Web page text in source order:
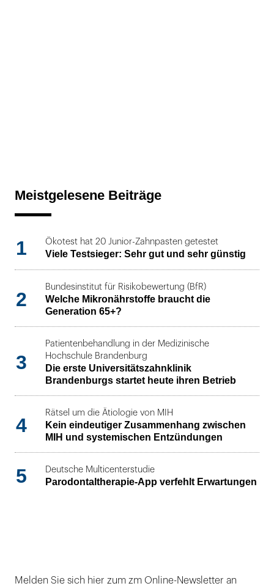
Meistgelesene Beiträge
1 Ökotest hat 20 Junior-Zahnpasten getestet
Viele Testsieger: Sehr gut und sehr günstig
2
Bundesinstitut für Risikobewertung (BfR)
Welche Mikronährstoffe braucht die
Generation 65+?
3
Patientenbehandlung in der Medizinische
Hochschule Brandenburg
Die erste Universitätszahnklinik
Brandenburgs startet heute ihren Betrieb
4
Rätsel um die Ätiologie von MIH
Kein eindeutiger Zusammenhang zwischen
MIH und systemischen Entzündungen
5 Deutsche Multicenterstudie
Parodontaltherapie-App verfehlt Erwartungen
Melden Sie sich hier zum zm Online-Newsletter an